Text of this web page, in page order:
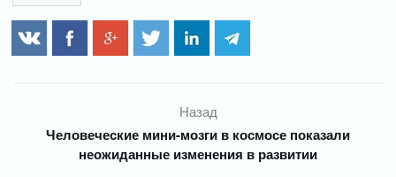
Назад
Человеческие мини-мозги в космосе показали
неожиданные изменения в развитии